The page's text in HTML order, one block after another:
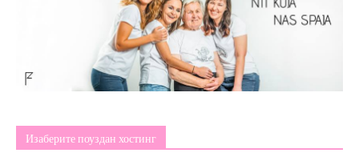
Изаберите поуздан хостинг